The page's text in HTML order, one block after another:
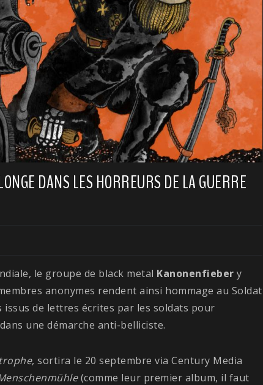
DANS LES HORREURS DE LA GUERRE
le groupe de black metal Kanonenfieber y
anonymes rendent ainsi hommage au Soldat
de lettres écrites par les soldats pour
une démarche anti-belliciste.
, sortira le 20 septembre via Century Media
(comme leur premier album, il faut